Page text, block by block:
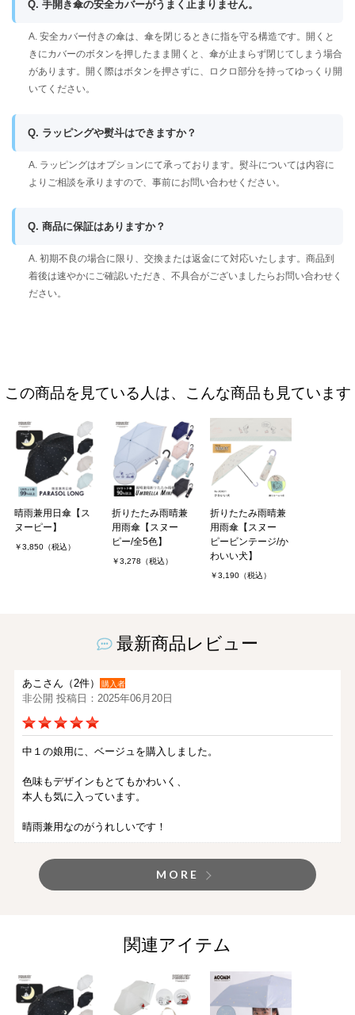
Q. 手開き傘の安全カバーがうまく止まりません。
A. 安全カバー付きの傘は、傘を閉じるときに指を守る構造です。開くと
きにカバーのボタンを押したまま開くと、傘が止まらず閉じてしまう場合
があります。開く際はボタンを押さずに、ロクロ部分を持ってゆっくり開
いてください。
Q. ラッピングや熨斗はできますか？
A. ラッピングはオプションにて承っております。熨斗については内容に
よりご相談を承りますので、事前にお問い合わせください。
Q. 商品に保証はありますか？
A. 初期不良の場合に限り、交換または返金にて対応いたします。商品到
着後は速やかにご確認いただき、不具合がございましたらお問い合わせく
ださい。
この商品を見ている人は、こんな商品も見ています
晴雨兼用日傘【ス
ヌーピー】
￥3,850（税込）
折りたたみ雨晴兼
用雨傘【スヌー
ピー/全5色】
￥3,278（税込）
折りたたみ雨晴兼
用雨傘【スヌー
ピービンテージ/か
わいい犬】
￥3,190（税込）
最新商品レビュー
あこさん（2件） 購入者
非公開 投稿日：2025年06月20日
中１の娘用に、ベージュを購入しました。
色味もデザインもとてもかわいく、
本人も気に入っています。
晴雨兼用なのがうれしいです！
MORE
関連アイテム